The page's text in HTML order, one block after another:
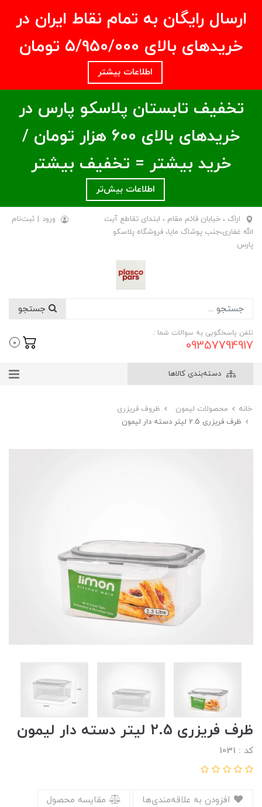
ارسال رایگان به تمام نقاط ایران در
خریدهای بالای ۵/950/000 تومان
اطلاعات بیشتر
تخفیف تابستان پلاسکو پارس در
خریدهای بالای ۶00 هزار تومان /
خرید بیشتر = تخفیف بیشتر
اطلاعات بیش‌تر
اراک ، خیابان قائم مقام ، ابتدای تقاطع آیت
الله غفاری،جنب پوشاک مایا، فروشگاه پلاسکو
پارس
ورود | ثبت‌نام
تلفن پاسخگویی به سوالات شما :
09357794917
0
دسته‌بندی کالاها
خانه محصولات لیمون
ظروف فریزری
ظرف فریزری 2.5 لیتر دسته دار لیمون
ظرف فریزری 2.5 لیتر دسته دار لیمون
کد : 1031
مقایسه محصول